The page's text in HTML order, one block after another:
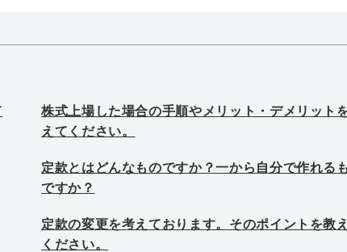
株式上場した場合の手順やメリット・デメリット
えてください。
定款とはどんなものですか？一から自分で作れる
ですか？
定款の変更を考えております。そのポイントを教
ください。